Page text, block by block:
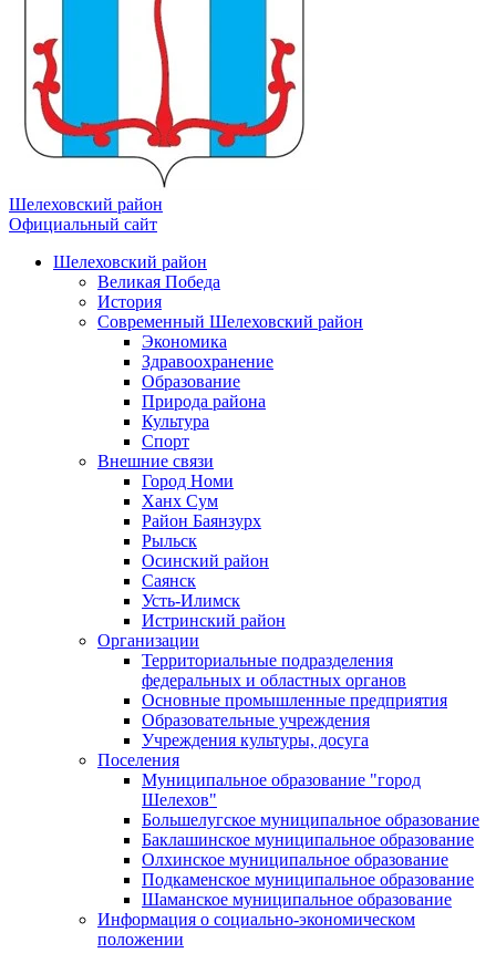
Шелеховский район
Официальный сайт
Шелеховский район
Великая Победа
История
Современный Шелеховский район
Экономика
Здравоохранение
Образование
Природа района
Культура
Спорт
Внешние связи
Город Номи
Ханх Сум
Район Баянзурх
Рыльск
Осинский район
Саянск
Усть-Илимск
Истринский район
Организации
Территориальные подразделения
федеральных и областных органов
Основные промышленные предприятия
Образовательные учреждения
Учреждения культуры, досуга
Поселения
Муниципальное образование "город
Шелехов"
Большелугское муниципальное образование
Баклашинское муниципальное образование
Олхинское муниципальное образование
Подкаменское муниципальное образование
Шаманское муниципальное образование
Информация о социально-экономическом
положении